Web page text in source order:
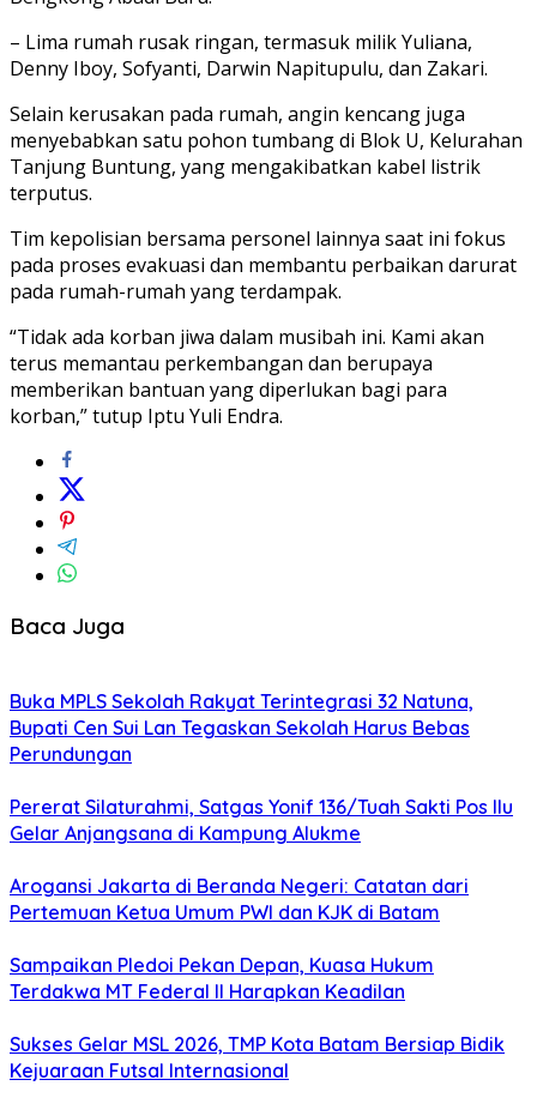
– Lima rumah rusak ringan, termasuk milik Yuliana,
Denny Iboy, Sofyanti, Darwin Napitupulu, dan Zakari.
Selain kerusakan pada rumah, angin kencang juga
menyebabkan satu pohon tumbang di Blok U, Kelurahan
Tanjung Buntung, yang mengakibatkan kabel listrik
terputus.
Tim kepolisian bersama personel lainnya saat ini fokus
pada proses evakuasi dan membantu perbaikan darurat
pada rumah-rumah yang terdampak.
“Tidak ada korban jiwa dalam musibah ini. Kami akan
terus memantau perkembangan dan berupaya
memberikan bantuan yang diperlukan bagi para
korban,” tutup Iptu Yuli Endra.
Baca Juga
Buka MPLS Sekolah Rakyat Terintegrasi 32 Natuna,
Bupati Cen Sui Lan Tegaskan Sekolah Harus Bebas
Perundungan
Pererat Silaturahmi, Satgas Yonif 136/Tuah Sakti Pos Ilu
Gelar Anjangsana di Kampung Alukme
Arogansi Jakarta di Beranda Negeri: Catatan dari
Pertemuan Ketua Umum PWI dan KJK di Batam
Sampaikan Pledoi Pekan Depan, Kuasa Hukum
Terdakwa MT Federal II Harapkan Keadilan
Sukses Gelar MSL 2026, TMP Kota Batam Bersiap Bidik
Kejuaraan Futsal Internasional